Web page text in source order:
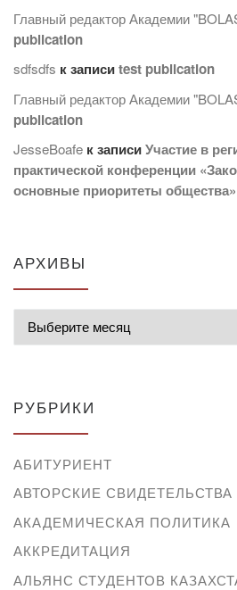
Главный редактор Академии
publication
sdfsdfs к записиtest publication
Главный редактор Академии
publication
JesseBoafe к записиУчастие в
практической конференции
основные приоритеты общества»
АРХИВЫ
РУБРИКИ
АБИТУРИЕНТ
АВТОРСКИЕ СВИДЕТЕЛЬСТВА
АКАДЕМИЧЕСКАЯ ПОЛИТИКА
АККРЕДИТАЦИЯ
АЛЬЯНС СТУДЕНТОВ